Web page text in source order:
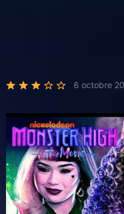
6 octobre